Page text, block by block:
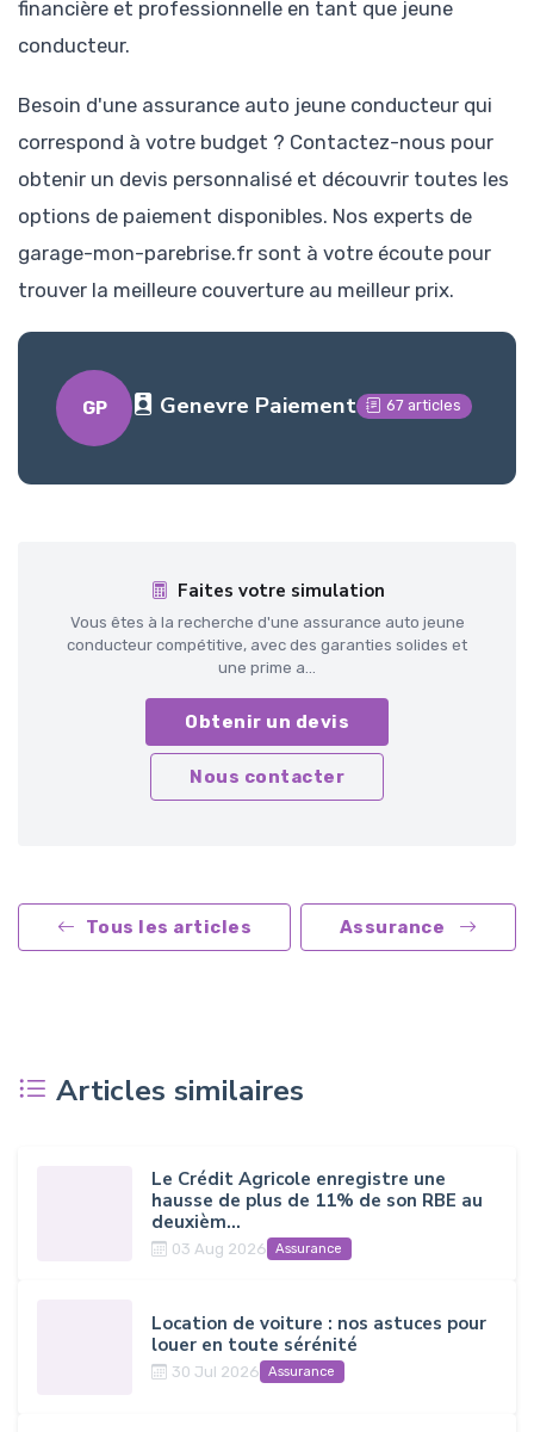
financière et professionnelle en tant que jeune
conducteur.
Besoin d'une assurance auto jeune conducteur qui
correspond à votre budget ? Contactez-nous pour
obtenir un devis personnalisé et découvrir toutes les
options de paiement disponibles. Nos experts de
garage-mon-parebrise.fr sont à votre écoute pour
trouver la meilleure couverture au meilleur prix.
GP Genevre Paiement 67 articles
Faites votre simulation
Vous êtes à la recherche d'une assurance auto jeune
conducteur compétitive, avec des garanties solides et
une prime a...
Obtenir un devis
Nous contacter
Tous les articles Assurance
Articles similaires
Le Crédit Agricole enregistre une
hausse de plus de 11% de son RBE au
deuxièm...
03 Aug 2026 Assurance
Location de voiture : nos astuces pour
louer en toute sérénité
30 Jul 2026 Assurance